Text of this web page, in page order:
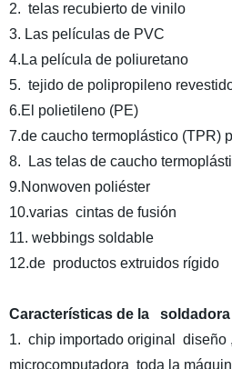
2. telas recubierto de vinilo
3. Las películas de PVC
4.La película de poliuretano
5. tejido de polipropileno
6.El polietileno (PE)
7.de caucho termoplástico (TPR)
8. Las telas de caucho
9.Nonwoven poliéster
10.varias cintas de fusión
11. webbings soldable
12.de productos extruidos rígido
Características de la soldadora
1. chip importado original diseño
microcomputadora toda la